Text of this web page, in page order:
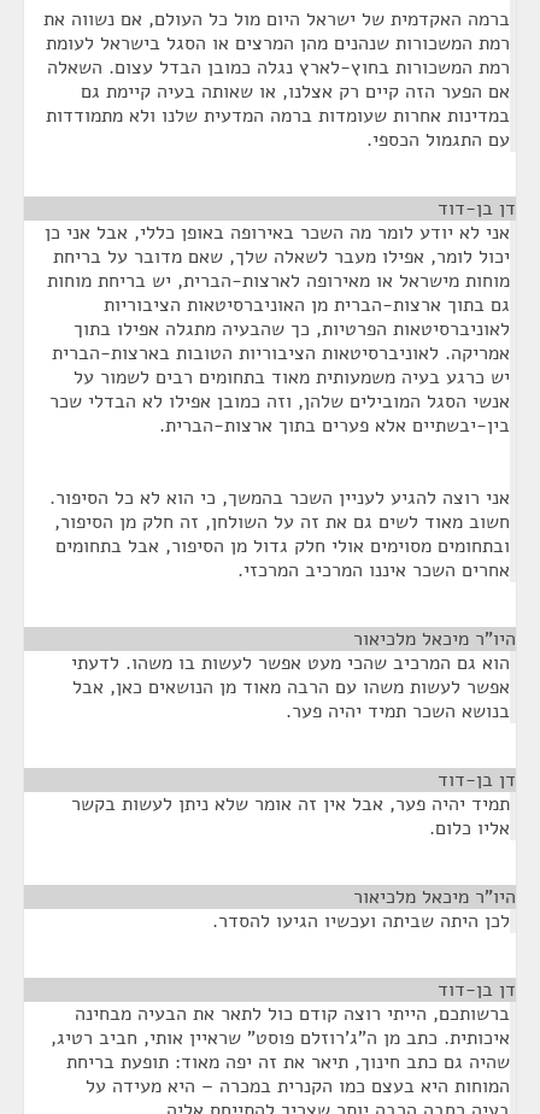
ברמה האקדמית של ישראל היום מול כל העולם, אם נשווה את
רמת המשכורות שנהנים מהן המרצים או הסגל בישראל לעומת
רמת המשכורות בחוץ-לארץ נגלה כמובן הבדל עצום. השאלה
אם הפער הזה קיים רק אצלנו, או שאותה בעיה קיימת גם
במדינות אחרות שעומדות ברמה המדעית שלנו ולא מתמודדות
עם התגמול הכספי.
דן בן-דוד
אני לא יודע לומר מה השכר באירופה באופן כללי, אבל אני כן
יכול לומר, אפילו מעבר לשאלה שלך, שאם מדובר על בריחת
מוחות מישראל או מאירופה לארצות-הברית, יש בריחת מוחות
גם בתוך ארצות-הברית מן האוניברסיטאות הציבוריות
לאוניברסיטאות הפרטיות, כך שהבעיה מתגלה אפילו בתוך
אמריקה. לאוניברסיטאות הציבוריות הטובות בארצות-הברית
יש כרגע בעיה משמעותית מאוד בתחומים רבים לשמור על
אנשי הסגל המובילים שלהן, וזה כמובן אפילו לא הבדלי שכר
בין-יבשתיים אלא פערים בתוך ארצות-הברית.
אני רוצה להגיע לעניין השכר בהמשך, כי הוא לא כל הסיפור.
חשוב מאוד לשים גם את זה על השולחן, זה חלק מן הסיפור,
ובתחומים מסוימים אולי חלק גדול מן הסיפור, אבל בתחומים
אחרים השכר איננו המרכיב המרכזי.
היו"ר מיכאל מלכיאור
הוא גם המרכיב שהכי מעט אפשר לעשות בו משהו. לדעתי
אפשר לעשות משהו עם הרבה מאוד מן הנושאים כאן, אבל
בנושא השכר תמיד יהיה פער.
דן בן-דוד
תמיד יהיה פער, אבל אין זה אומר שלא ניתן לעשות בקשר
אליו כלום.
היו"ר מיכאל מלכיאור
לכן היתה שביתה ועכשיו הגיעו להסדר.
דן בן-דוד
ברשותכם, הייתי רוצה קודם כול לתאר את הבעיה מבחינה
איכותית. כתב מן ה"ג'רוזלם פוסט" שראיין אותי, חביב רטיג,
שהיה גם כתב חינוך, תיאר את זה יפה מאוד: תופעת בריחת
המוחות היא בעצם כמו הקנרית במכרה – היא מעידה על